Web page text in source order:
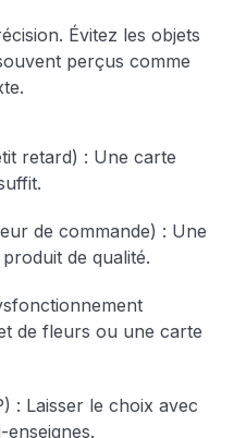
Évitez les objets
perçus comme
retard) : Une carte
de commande) : Une
de qualité.
de fleurs ou une carte
: Laisser le choix avec